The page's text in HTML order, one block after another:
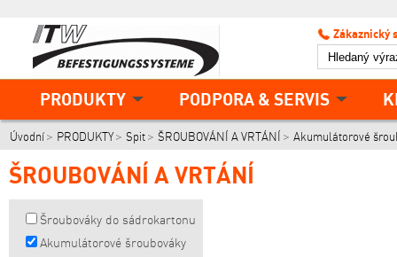
PRODUKTY PODPORA & SERVIS
Zákaznický
Úvodní PRODUKTY Spit ŠROUBOVÁNÍ A VRTÁNÍ Akumulátorové
ŠROUBOVÁNÍ A VRTÁNÍ
Šroubováky do sádrokartonu
Akumulátorové šroubováky